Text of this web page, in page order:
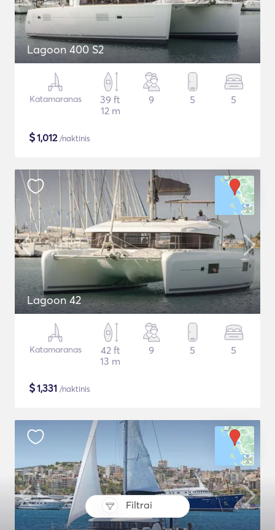
Filtrai
Lagoon 400 S2
Katamaranas
39 ft
12 m
9 5 5
$1,012/naktinis
Lagoon 42
Katamaranas
42 ft
13 m
9 5 5
$1,331 /naktinis